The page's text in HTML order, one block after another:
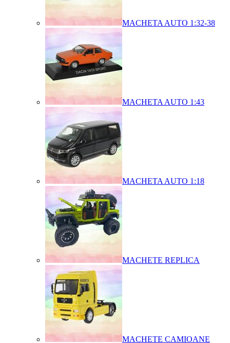
MACHETA AUTO 1:32-38
MACHETA AUTO 1:43
MACHETA AUTO 1:18
MACHETE REPLICA
MACHETE CAMIOANE